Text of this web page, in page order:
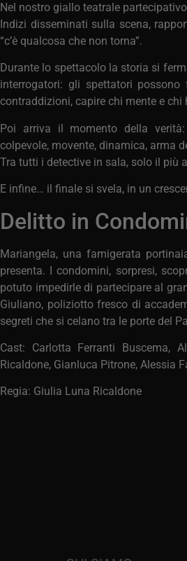
Nel nostro giallo teatrale
Indizi disseminati sulla scena,
“c’è qualcosa che non torna”.
Durante lo spettacolo la storia si
interrogatori: gli spettatori
contraddizioni, capire chi mente e chi
Poi arriva il momento della
colpevole, movente, dinamica, arma
Tra tutti i detective in sala, solo il più
E infine… il finale si svela, in un
Delitto in
Mariangela, una famigerata
presenta. I condomini, sorpresi,
potuto impedirle di partecipare al
Giuliano, poliziotto fresco di
segreti che si celano tra le porte del
Cast: Carlotta Ferranti Buscema,
Ricaldone, Gianluca Pitrone, Alessia
Regia: Giulia Luna Ricaldone